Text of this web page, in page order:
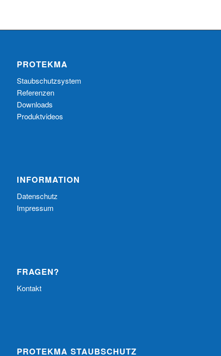
PROTEKMA
Staubschutzsystem
Referenzen
Downloads
Produktvideos
INFORMATION
Datenschutz
Impressum
FRAGEN?
Kontakt
PROTEKMA STAUBSCHUTZ